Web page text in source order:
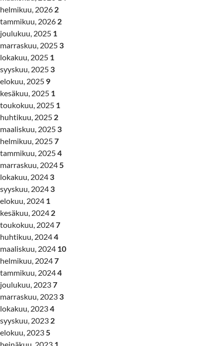
helmikuu, 2026 2
tammikuu, 2026 2
joulukuu, 2025 1
marraskuu, 2025 3
lokakuu, 2025 1
syyskuu, 2025 3
elokuu, 2025 9
kesäkuu, 2025 1
toukokuu, 2025 1
huhtikuu, 2025 2
maaliskuu, 2025 3
helmikuu, 20257
tammikuu, 20254
marraskuu, 20245
lokakuu, 2024 3
syyskuu, 2024 3
elokuu, 2024 1
kesäkuu, 2024 2
toukokuu, 20247
huhtikuu, 20244
maaliskuu, 2024 10
helmikuu, 20247
tammikuu, 20244
joulukuu, 20237
marraskuu, 2023 3
lokakuu, 20234
syyskuu, 2023 2
elokuu, 20235